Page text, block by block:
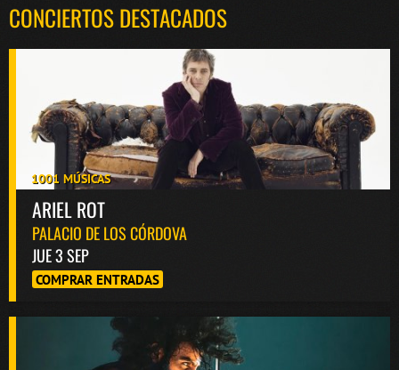
CONCIERTOS DESTACADOS
1001 MÚSICAS
ARIEL ROT
PALACIO DE LOS CÓRDOVA
JUE 3 SEP
COMPRAR ENTRADAS